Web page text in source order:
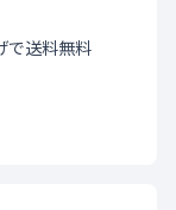
で送料無料